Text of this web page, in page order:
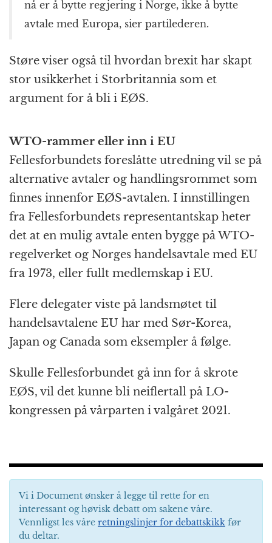
nå er å bytte regjering i Norge, ikke å bytte
avtale med Europa, sier partilederen.
Støre viser også til hvordan brexit har skapt
stor usikkerhet i Storbritannia som et
argument for å bli i EØS.
WTO-rammer eller inn i EU
Fellesforbundets foreslåtte utredning vil se på
alternative avtaler og handlingsrommet som
finnes innenfor EØS-avtalen. I innstillingen
fra Fellesforbundets representantskap heter
det at en mulig avtale enten bygge på WTO-
regelverket og Norges handelsavtale med EU
fra 1973, eller fullt medlemskap i EU.
Flere delegater viste på landsmøtet til
handelsavtalene EU har med Sør-Korea,
Japan og Canada som eksempler å følge.
Skulle Fellesforbundet gå inn for å skrote
EØS, vil det kunne bli neiflertall på LO-
kongressen på vårparten i valgåret 2021.
Vi i Document ønsker å legge til rette for en
interessant og høvisk debatt om sakene våre.
Vennligst les våre retningslinjer for debattskikk før
du deltar.